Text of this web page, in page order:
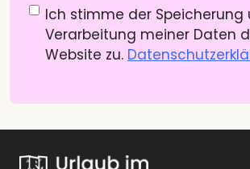
Datenschutzerklärung
Ich stimme der Speicherung
Verarbeitung meiner Daten
Website zu.